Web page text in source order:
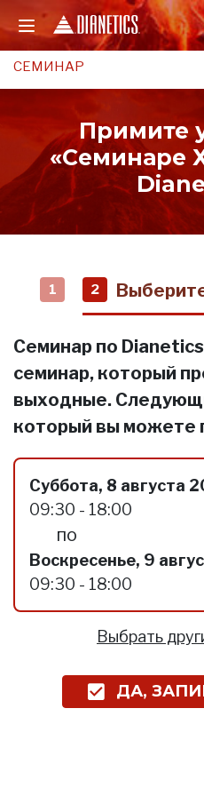
СЕМИНАР
Примите
«Семинаре
1 2
Семинар по
семинар, который
выходные.
который вы можете
Суббота, 8 августа
09:30 - 18:00
по
Воскресенье, 9
09:30 - 18:00
Выбрать
ДА,